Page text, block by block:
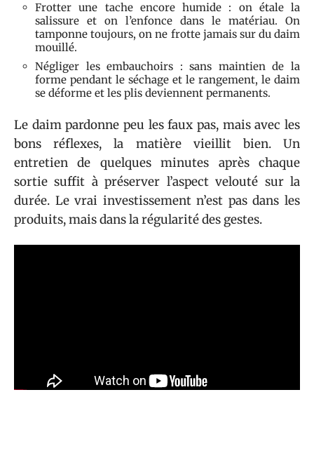
Frotter une tache encore humide : on étale la
salissure et on l’enfonce dans le matériau. On
tamponne toujours, on ne frotte jamais sur du daim
mouillé.
Négliger les embauchoirs : sans maintien de la
forme pendant le séchage et le rangement, le daim
se déforme et les plis deviennent permanents.
Le daim pardonne peu les faux pas, mais avec les
bons réflexes, la matière vieillit bien. Un
entretien de quelques minutes après chaque
sortie suffit à préserver l’aspect velouté sur la
durée. Le vrai investissement n’est pas dans les
produits, mais dans la régularité des gestes.